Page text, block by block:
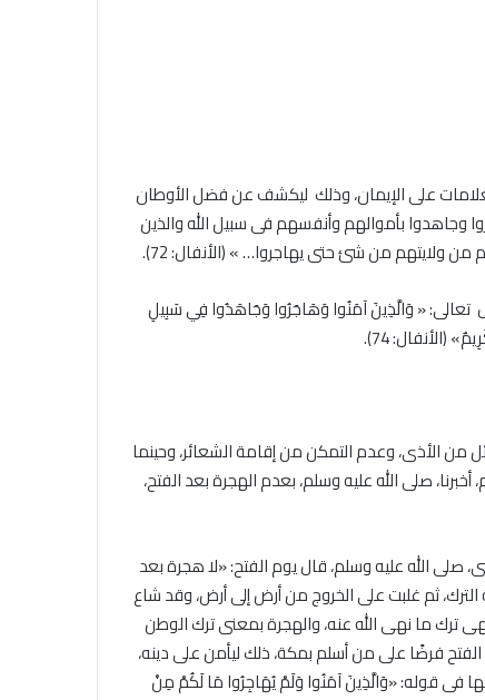
على الإيمان، وذلك ليكشف عن فضل الأوطان
وجاهدوا بأموالهم وأنفسهم فى سبيل الله والذين
ولايتهم من شئ حتى يهاجروا… » (الأنفال: 72).
« وَالَّذِينَ آمَنُوا وَهَاجَرُوا وَجَاهَدُوا فِي سَبِيلِ
74).
من الأذى، وعدم التمكن من إقامة الشعائر، وحينما
صلى الله عليه وسلم، بعدم الهجرة بعد الفتح،
صلى الله عليه وسلم، قال يوم الفتح: «لا هجرة بعد
الترك، ثم غلبت على الخروج من أرض إلى أرض، وقد شاع
ترك ما نهى الله عنه، والهجرة بمعنى ترك الوطن
فرضًا على من أسلم بمكة، ذلك ليأمن على دينه،
فى قوله: «وَالَّذِينَ آمَنُوا وَلَمْ يُهَاجِرُوا مَا لَكُمْ مِنْ
وطرق
والابتعاد
عن
الغش
والتدليس
أهم
الغش والتدليس من أهم أسباب
ترابط المجتمع